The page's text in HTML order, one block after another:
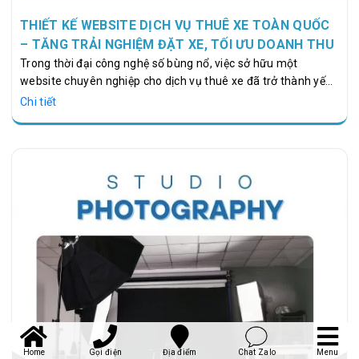
THIẾT KẾ WEBSITE DỊCH VỤ THUÊ XE TOÀN QUỐC
– TĂNG TRẢI NGHIỆM ĐẶT XE, TỐI ƯU DOANH THU
Trong thời đại công nghệ số bùng nổ, việc sở hữu một
website chuyên nghiệp cho dịch vụ thuê xe đã trở thành yếu
tố bắt buộc nếu doanh nghiệp muốn cạnh tranh, mở rộng thị
tối ưu UX/UI, tích hợp hệ thống đặt xe tự động, thanh toán
trực tuyến và…
Chi tiết
Home Gọi điện Địa điểm Chat Zalo Menu